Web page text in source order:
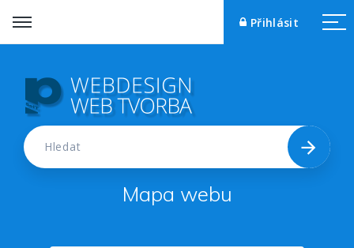
Přihlásit
Přihlásit
Hledat
Mapa webu